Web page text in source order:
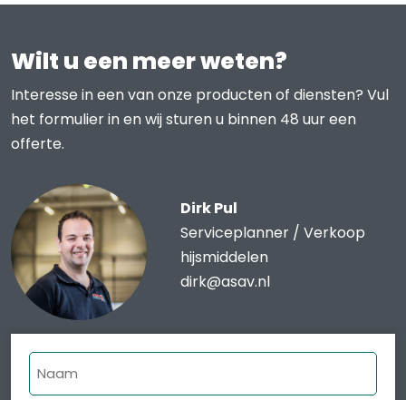
Wilt u een meer weten?
Interesse in een van onze producten of diensten? Vul
het formulier in en wij sturen u binnen 48 uur een
offerte.
Dirk Pul
Serviceplanner / Verkoop
hijsmiddelen
dirk@asav.nl
Naam